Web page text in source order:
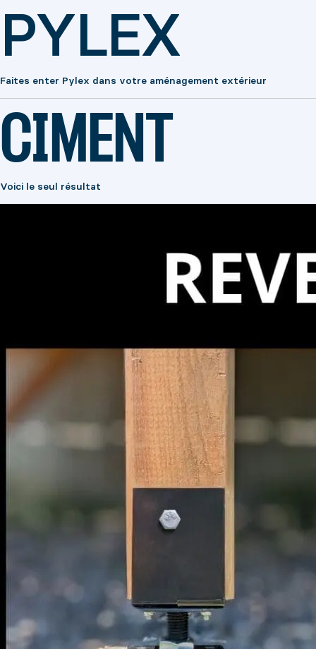
PYLEX
Faites enter Pylex dans votre aménagement extérieur
CIMENT
Voici le seul résultat